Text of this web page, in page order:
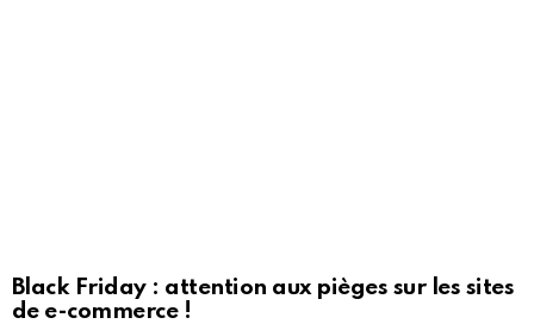
Black Friday : attention aux pièges sur les sites
de e-commerce !